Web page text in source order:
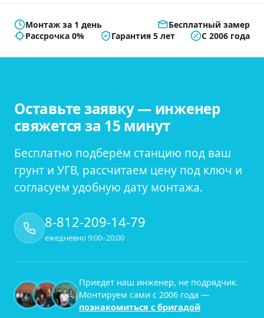
Монтаж за 1 день
Бесплатный замер
Рассрочка 0%
Гарантия 5 лет С 2006 года
Оставьте заявку — инженер
свяжется за 15 минут
Бесплатно подберём станцию под ваш
грунт и УГВ, рассчитаем цену под ключ и
согласуем удобную дату монтажа.
8-812-209-14-79
ежедневно 9:00–20:00
Приедет наш инженер, не подрядчик.
Монтируем сами с 2006 года —
познакомиться с бригадой